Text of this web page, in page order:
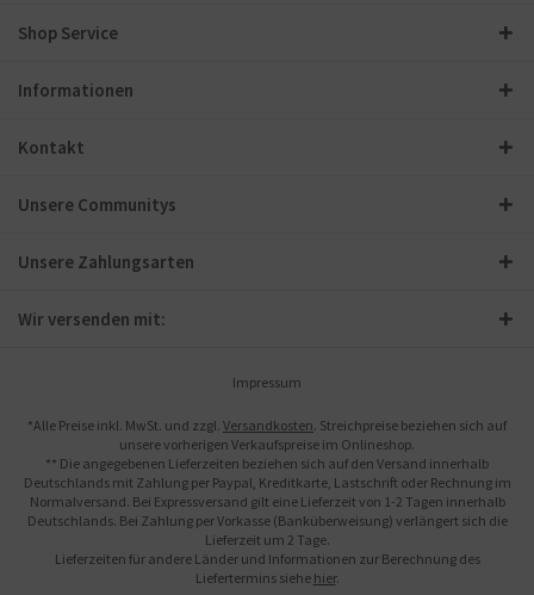
Shop Service
Informationen
Kontakt
Unsere Communitys
Unsere Zahlungsarten
Wir versenden mit:
Impressum
*Alle Preise inkl. MwSt. und zzgl. Versandkosten. Streichpreise beziehen sich auf
unsere vorherigen Verkaufspreise im Onlineshop.
** Die angegebenen Lieferzeiten beziehen sich auf den Versand innerhalb
Deutschlands mit Zahlung per Paypal, Kreditkarte, Lastschrift oder Rechnung im
Normalversand. Bei Expressversand gilt eine Lieferzeit von 1-2 Tagen innerhalb
Deutschlands. Bei Zahlung per Vorkasse (Banküberweisung) verlängert sich die
Lieferzeit um 2 Tage.
Lieferzeiten für andere Länder und Informationen zur Berechnung des
Liefertermins siehe hier.